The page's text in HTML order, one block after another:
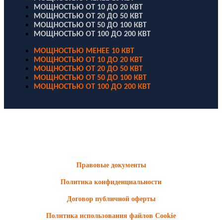
МОЩНОСТЬЮ ОТ 10 ДО 20 КВТ
МОЩНОСТЬЮ ОТ 20 ДО 50 КВТ
МОЩНОСТЬЮ ОТ 50 ДО 100 КВТ
МОЩНОСТЬЮ ОТ 100 ДО 200 КВТ
МОЩНОСТЬЮ МЕНЕЕ 10 КВТ
МОЩНОСТЬЮ ОТ 10 ДО 20 КВТ
МОЩНОСТЬЮ ОТ 20 ДО 50 КВТ
МОЩНОСТЬЮ ОТ 50 ДО 100 КВТ
МОЩНОСТЬЮ ОТ 100 ДО 200 КВТ
Правовые документы
Политика конфиденциальности
Договор публичной оферты
Политика использования файлов Cookie